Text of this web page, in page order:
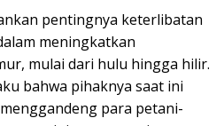
pentingnya keterlibatan
meningkatkan
mulai dari hulu hingga hilir.
bahwa pihaknya saat ini
para petani-